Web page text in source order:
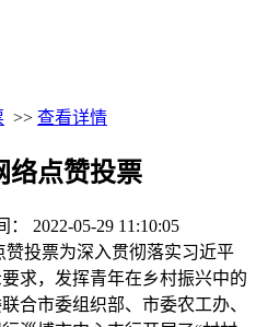
>> 查看详情
络点赞投票
： 2022-05-29 11:10:05
投票为深入贯彻落实习近平
求，发挥青年在乡村振兴中的
合市委组织部、市委农工办、